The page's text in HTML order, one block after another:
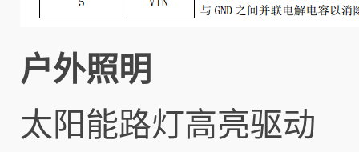
户外照明
太阳能路灯高亮驱动